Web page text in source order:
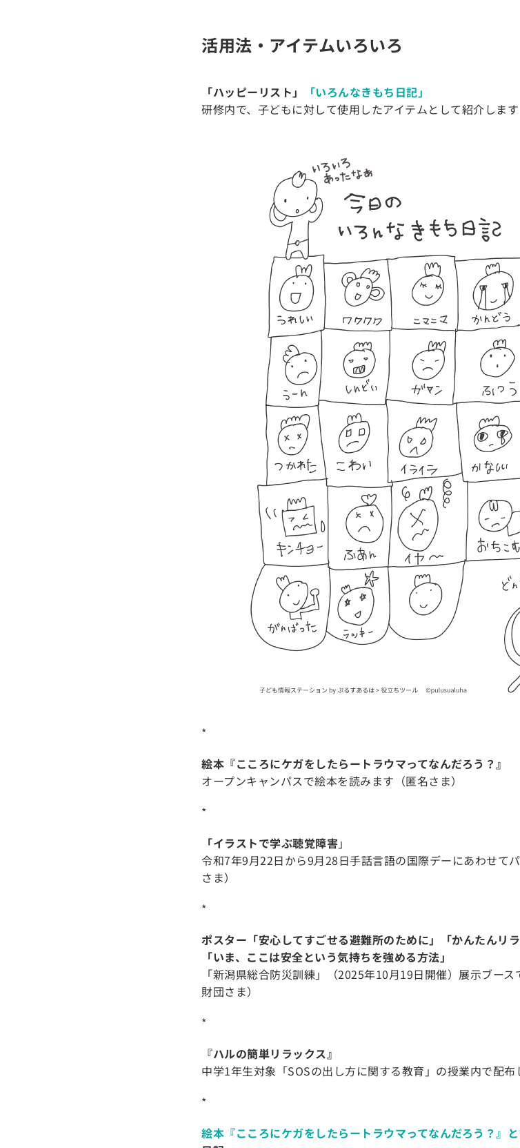
活用法・アイテムいろいろ
「ハッピーリスト」
「いろんなきもち日記」
研修内で、子どもに対して使用したアイテムとして紹介します
*
絵本『こころにケガをしたらートラウマってなんだろう？』
オープンキャンパスで絵本を読みます（匿名さま）
*
「イラストで学ぶ聴覚障害」
令和7年9月22日から9月28日手話言語の国際デーにあわせて
さま）
*
ポスター「安心してすごせる避難所のために」「かんたんリ
「いま、ここは安全という気持ちを強める方法」
「新潟県総合防災訓練」（2025年10月19日開催）展示ブー
財団さま）
*
『ハルの簡単リラックス』
中学1年生対象「SOSの出し方に関する教育」の授業内で配布
*
絵本『こころにケガをしたらートラウマってなんだろう？』